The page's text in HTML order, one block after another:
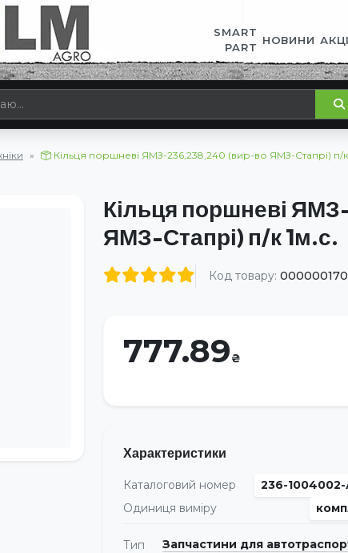
SMART
PART
НОВИНИ
Кільця поршневі ЯМЗ-236,238,240 (вир-во ЯМЗ-Стапрі) п/к
Кільця поршневі
ЯМЗ-Стапрі) п/к 1м.с.
Код товару:
777.89
Характеристики
Каталоговий номер
236-
Одиниця виміру
Тип Запчастини для